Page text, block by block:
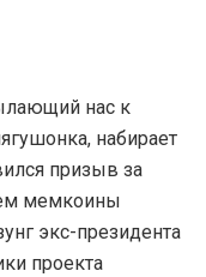
нас к
набирает
призыв за
мемкоины
экс-президента
проекта